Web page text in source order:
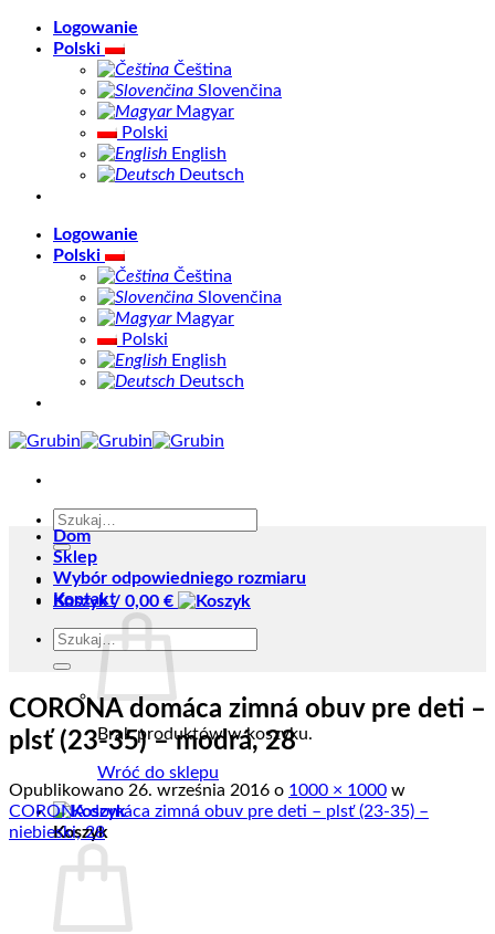
Skip
Logowanie
Polski
Čeština
Slovenčina
Magyar
Polski
English
Deutsch
Logowanie
Polski
Čeština
Slovenčina
Magyar
Polski
English
Deutsch
Szukaj:
Koszyk / 0,00 €
Brak produktów w koszyku.
Wróć do sklepu
Koszyk
Dom
Sklep
Wybór odpowiedniego rozmiaru
Kontakt
Szukaj:
CORONA domáca zimná obuv pre deti –
plsť (23-35) – modrá, 28
Opublikowano 26. września 2016 o 1000 × 1000 w
CORONA domáca zimná obuv pre deti – plsť (23-35) –
niebieski, 28